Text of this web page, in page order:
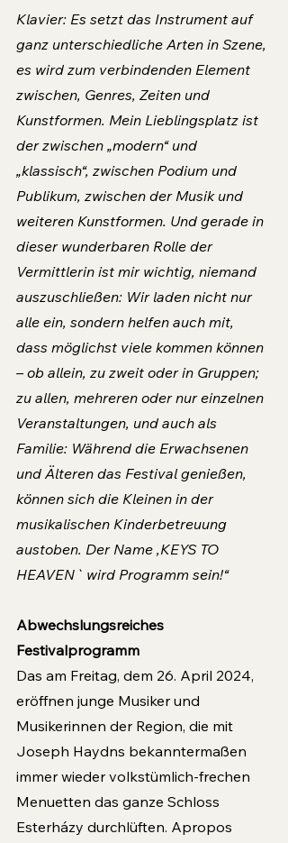
Klavier: Es setzt das Instrument auf
ganz unterschiedliche Arten in Szene,
es wird zum verbindenden Element
zwischen, Genres, Zeiten und
Kunstformen. Mein Lieblingsplatz ist
der zwischen „modern“ und
„klassisch“, zwischen Podium und
Publikum, zwischen der Musik und
weiteren Kunstformen. Und gerade in
dieser wunderbaren Rolle der
Vermittlerin ist mir wichtig, niemand
auszuschließen: Wir laden nicht nur
alle ein, sondern helfen auch mit,
dass möglichst viele kommen können
– ob allein, zu zweit oder in Gruppen;
zu allen, mehreren oder nur einzelnen
Veranstaltungen, und auch als
Familie: Während die Erwachsenen
und Älteren das Festival genießen,
können sich die Kleinen in der
musikalischen Kinderbetreuung
austoben. Der Name ,KEYS TO
HEAVEN` wird Programm sein!“
Abwechslungsreiches
Festivalprogramm
Das am Freitag, dem 26. April 2024,
eröffnen junge Musiker und
Musikerinnen der Region, die mit
Joseph Haydns bekanntermaßen
immer wieder volkstümlich-frechen
Menuetten das ganze Schloss
Esterházy durchlüften. Apropos